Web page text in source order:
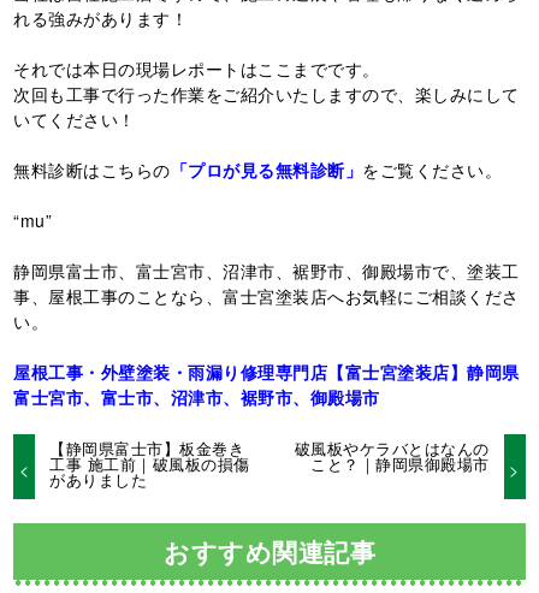
れる強みがあります！
それでは本日の現場レポートはここまでです。
次回も工事で行った作業をご紹介いたしますので、楽しみにして
いてください！
無料診断はこちらの 「プロが見る無料診断」 をご覧ください。
“mu”
静岡県富士市、富士宮市、沼津市、裾野市、御殿場市で、塗装工
事、屋根工事のことなら、富士宮塗装店へお気軽にご相談くださ
い。
屋根工事・外壁塗装・雨漏り修理専門店【富士宮塗装店】静岡県
富士宮市、富士市、沼津市、裾野市、御殿場市
【静岡県富士市】板金巻き
工事 施工前｜破風板の損傷
がありました
破風板やケラバとはなんの
こと？｜静岡県御殿場市
おすすめ関連記事